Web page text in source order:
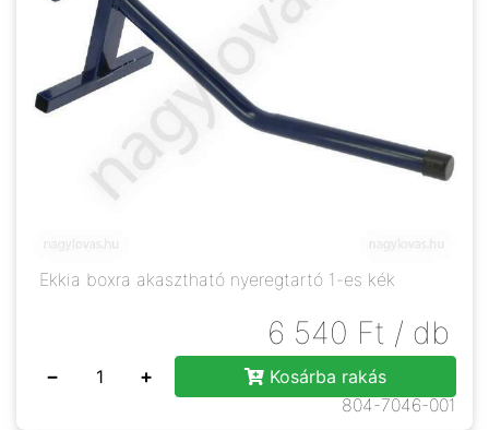
Ekkia boxra akasztható nyeregtartó 1-es kék
6 540 Ft / db
− +
Kosárba rakás
804-7046-001